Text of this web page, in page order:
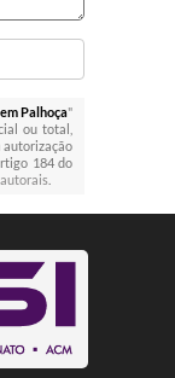
Palhoça"
ou total,
autorização
184 do
.